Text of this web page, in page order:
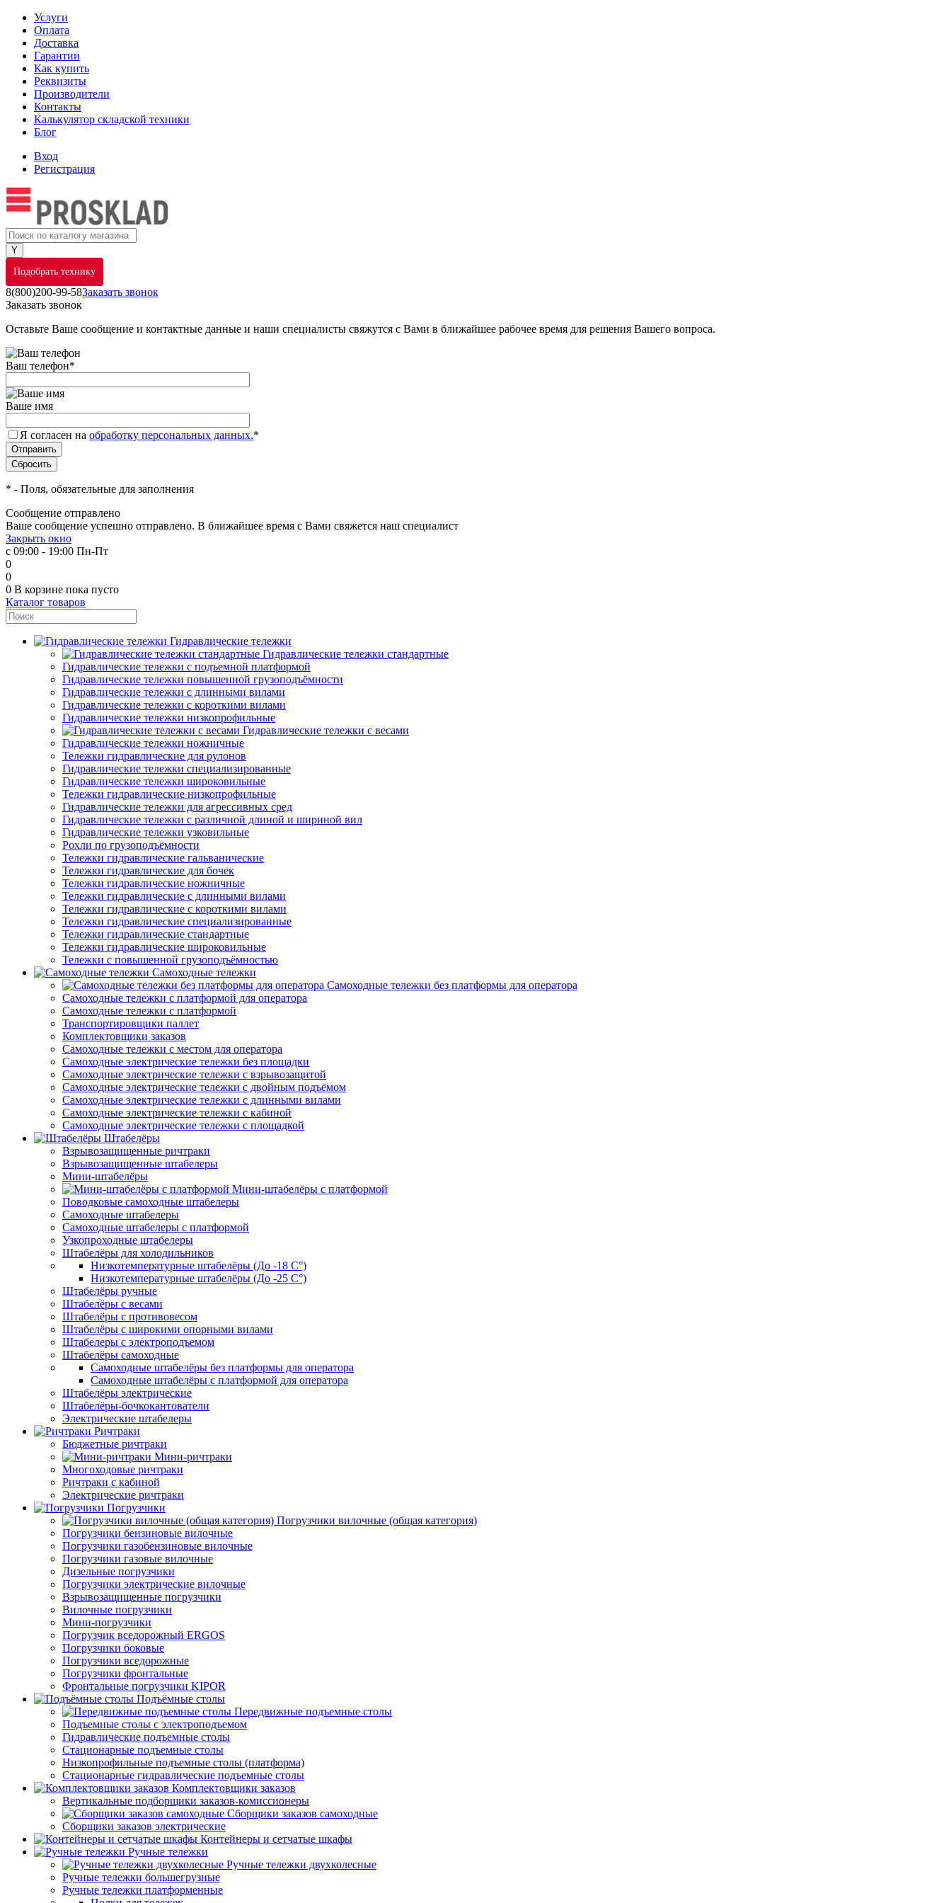
Услуги
Оплата
Доставка
Гарантии
Как купить
Реквизиты
Производители
Контакты
Калькулятор складской техники
Блог
Вход
Регистрация
Подобрать технику
8(800)200-99-58Заказать звонок
Заказать звонок
Оставьте Ваше сообщение и контактные данные и наши специалисты свяжутся с Вами в ближайшее рабочее время для решения Вашего вопроса.
Ваш телефон*
Ваше имя
Я согласен на обработку персональных данных.*
* - Поля, обязательные для заполнения
Сообщение отправлено
Ваше сообщение успешно отправлено. В ближайшее время с Вами свяжется наш специалист
Закрыть окно
с 09:00 - 19:00 Пн-Пт
0
0
0 В корзине пока пусто
Каталог товаров
Гидравлические тележки
Гидравлические тележки стандартные
Гидравлические тележки с подъемной платформой
Гидравлические тележки повышенной грузоподъёмности
Гидравлические тележки с длинными вилами
Гидравлические тележки с короткими вилами
Гидравлические тележки низкопрофильные
Гидравлические тележки с весами
Гидравлические тележки ножничные
Тележки гидравлические для рулонов
Гидравлические тележки специализированные
Гидравлические тележки широковильные
Тележки гидравлические низкопрофильные
Гидравлические тележки для агрессивных сред
Гидравлические тележки с различной длиной и шириной вил
Гидравлические тележки узковильные
Рохли по грузоподъёмности
Тележки гидравлические гальванические
Тележки гидравлические для бочек
Тележки гидравлические ножничные
Тележки гидравлические с длинными вилами
Тележки гидравлические с короткими вилами
Тележки гидравлические специализированные
Тележки гидравлические стандартные
Тележки гидравлические широковильные
Тележки с повышенной грузоподъёмностью
Самоходные тележки
Самоходные тележки без платформы для оператора
Самоходные тележки с платформой для оператора
Самоходные тележки с платформой
Транспортировщики паллет
Комплектовщики заказов
Самоходные тележки с местом для оператора
Самоходные электрические тележки без площадки
Самоходные электрические тележки с взрывозащитой
Самоходные электрические тележки с двойным подъёмом
Самоходные электрические тележки с длинными вилами
Самоходные электрические тележки с кабиной
Самоходные электрические тележки с площадкой
Штабелёры
Взрывозащищенные ричтраки
Взрывозащищенные штабелеры
Мини-штабелёры
Мини-штабелёры с платформой
Поводковые самоходные штабелеры
Самоходные штабелеры
Самоходные штабелеры с платформой
Узкопроходные штабелеры
Штабелёры для холодильников
Низкотемпературные штабелёры (До -18 C°)
Низкотемпературные штабелёры (До -25 C°)
Штабелёры ручные
Штабелёры с весами
Штабелёры с противовесом
Штабелёры с широкими опорными вилами
Штабелеры с электроподъемом
Штабелёры самоходные
Самоходные штабелёры без платформы для оператора
Самоходные штабелёры с платформой для оператора
Штабелёры электрические
Штабелёры-бочкокантователи
Электрические штабелеры
Ричтраки
Бюджетные ричтраки
Мини-ричтраки
Многоходовые ричтраки
Ричтраки с кабиной
Электрические ричтраки
Погрузчики
Погрузчики вилочные (общая категория)
Погрузчики бензиновые вилочные
Погрузчики газобензиновые вилочные
Погрузчики газовые вилочные
Дизельные погрузчики
Погрузчики электрические вилочные
Взрывозащищенные погрузчики
Вилочные погрузчики
Мини-погрузчики
Погрузчик вседорожный ERGOS
Погрузчики боковые
Погрузчики вседорожные
Погрузчики фронтальные
Фронтальные погрузчики KIPOR
Подъёмные столы
Передвижные подъемные столы
Подъемные столы с электроподъемом
Гидравлические подъемные столы
Стационарные подъемные столы
Низкопрофильные подъемные столы (платформа)
Стационарные гидравлические подъемные столы
Комплектовщики заказов
Вертикальные подборщики заказов-комиссионеры
Сборщики заказов самоходные
Сборщики заказов электрические
Контейнеры и сетчатые шкафы
Ручные тележки
Ручные тележки двухколесные
Ручные тележки большегрузные
Ручные тележки платформенные